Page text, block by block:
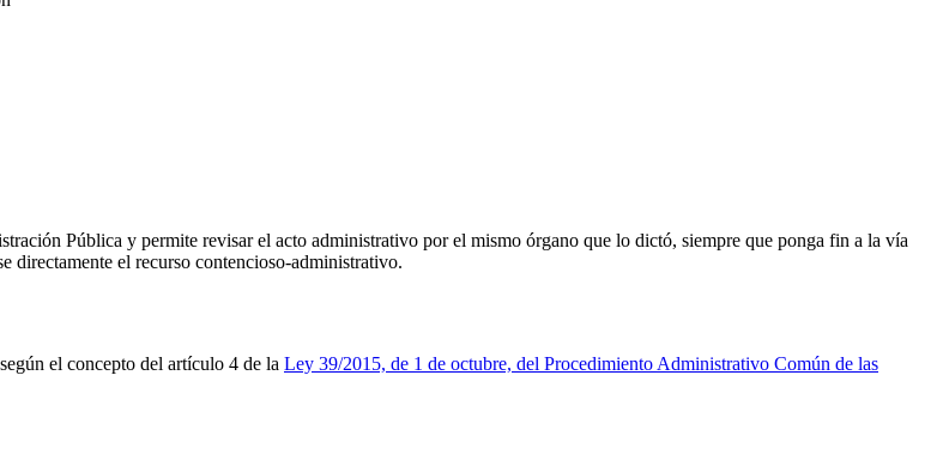
Pública y permite revisar el acto administrativo por el mismo órgano que lo dictó, siempre que ponga fin a la vía
directamente el recurso contencioso-administrativo.
el concepto del artículo 4 de la Ley 39/2015, de 1 de octubre, del Procedimiento Administrativo Común de las